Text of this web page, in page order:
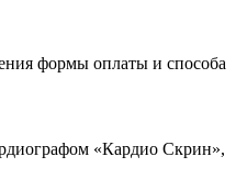
формы оплаты и способа
«Кардио Скрин»,